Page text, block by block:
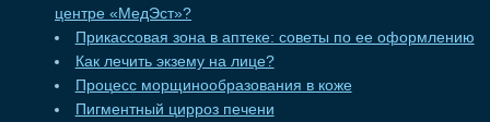
центре «МедЭст»?
Прикассовая зона в аптеке: советы по ее оформлению
Как лечить экзему на лице?
Процесс морщинообразования в коже
Пигментный цирроз печени